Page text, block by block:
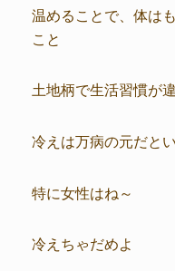
温めることで、体は
こと
土地柄で生活習慣が
冷えは万病の元だと
特に女性はね～
冷えちゃだめよ